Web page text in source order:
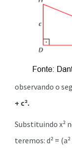
observando o
+ c².
Substituindo x²
teremos: d² = (a²